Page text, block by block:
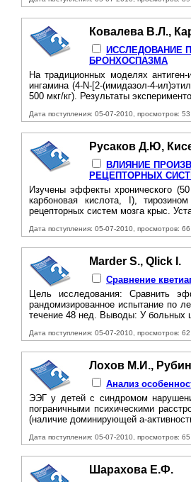
Ковалева В.Л.,
ИССЛЕДОВАНИЕ
БРОНХОСПАЗМА
На традиционных моделях
ингамина (4-N-[2-(имидазол-4-
500 мкг/кг). Результаты
Дата поступления: 05-07-2010, просмотров: 53
Русаков Д.Ю,
ВЛИЯНИЕ
РЕЦЕПТОРНЫХ
Изучены эффекты хронического
карбоновая кислота, I),
рецепторных систем мозга крыс.
Дата поступления: 05-07-2010, просмотров: 66
Marder S., Qlick I.
Сравнение
Цель исследования: Сравнить
рандомизированное испытание по
течение 48 нед. Выводы: У больных
Дата поступления: 05-07-2010, просмотров: 62
Лохов М.И.,
Анализ
ЭЭГ у детей с синдромом
пограничными психическими
(наличие доминирующей а-
Дата поступления: 05-07-2010, просмотров: 65
Шарахова Е.Ф.